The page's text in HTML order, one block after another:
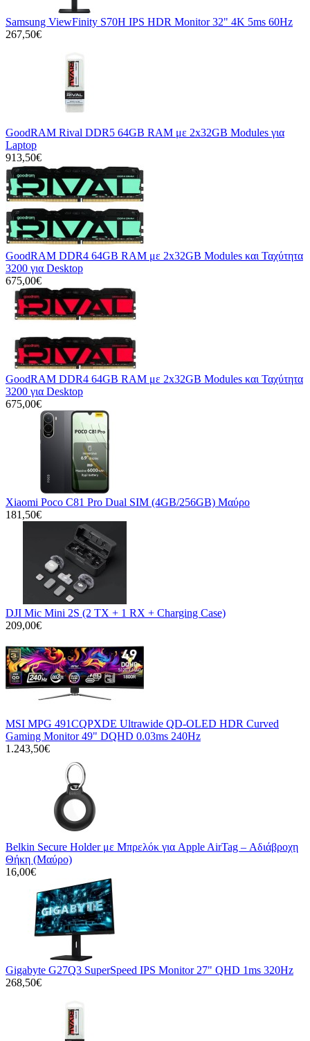
Samsung ViewFinity S70H IPS HDR Monitor 32" 4K 5ms 60Hz
267,50€
GoodRAM Rival DDR5 64GB RAM με 2x32GB Modules για
Laptop
913,50€
GoodRAM DDR4 64GB RAM με 2x32GB Modules και Ταχύτητα
3200 για Desktop
675,00€
GoodRAM DDR4 64GB RAM με 2x32GB Modules και Ταχύτητα
3200 για Desktop
675,00€
Xiaomi Poco C81 Pro Dual SIM (4GB/256GB) Μαύρο
181,50€
DJI Mic Mini 2S (2 TX + 1 RX + Charging Case)
209,00€
MSI MPG 491CQPXDE Ultrawide QD-OLED HDR Curved
Gaming Monitor 49" DQHD 0.03ms 240Hz
1.243,50€
Belkin Secure Holder με Μπρελόκ για Apple AirTag – Αδιάβροχη
Θήκη (Μαύρο)
16,00€
Gigabyte G27Q3 SuperSpeed IPS Monitor 27" QHD 1ms 320Hz
268,50€